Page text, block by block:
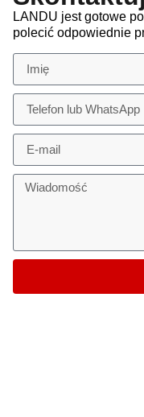
LANDU jest gotowe
polecić odpowiednie